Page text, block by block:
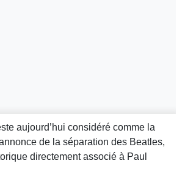
aujourd’hui considéré comme la
de la séparation des Beatles,
directement associé à Paul